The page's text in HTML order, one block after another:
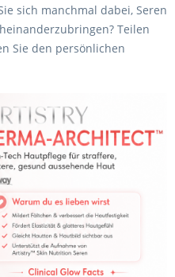
sich manchmal dabei, Seren
Teilen
Sie den persönlichen